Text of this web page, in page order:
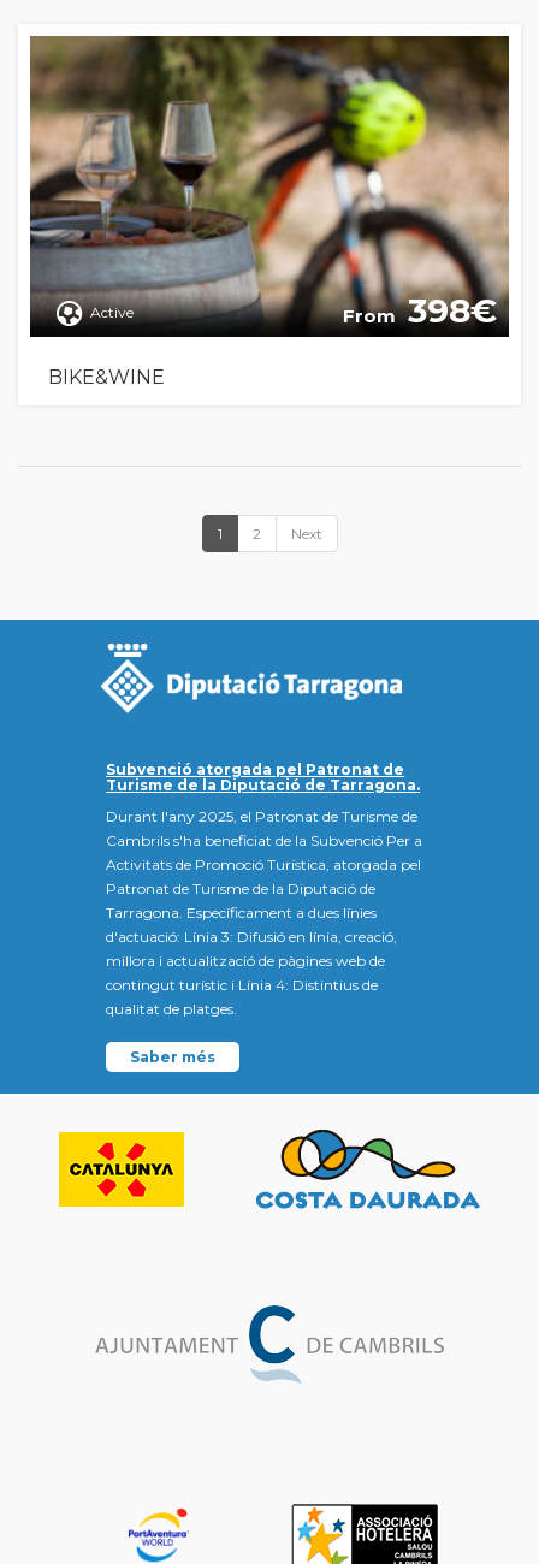
Active From 398
BIKE&WINE
1 2 Next
Subvenció atorgada pel Patronat de
Turisme de la Diputació de Tarragona.
Durant l'any 2025, el Patronat de Turisme de
Cambrils s'ha beneficiat de la Subvenció Per a
Activitats de Promoció Turística, atorgada pel
Patronat de Turisme de la Diputació de
Tarragona. Específicament a dues línies
d'actuació: Línia 3: Difusió en línia, creació,
millora i actualització de pàgines web de
contingut turístic i Línia 4: Distintius de
qualitat de platges.
Saber més